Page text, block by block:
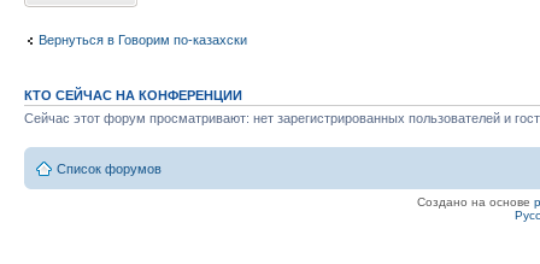
Вернуться в Говорим по-казахски
КТО СЕЙЧАС НА КОНФЕРЕНЦИИ
Сейчас этот форум просматривают: нет зарегистрированных пользователей и
Список форумов
Создано на основе